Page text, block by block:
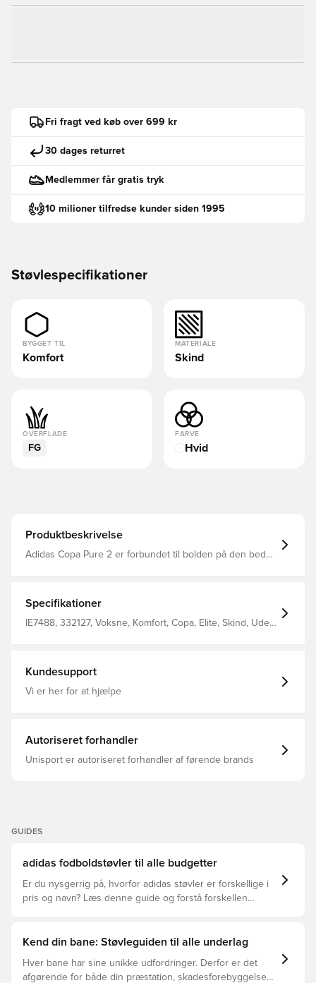
Fri fragt ved køb over 699 kr
30 dages returret
Medlemmer får gratis tryk
10 milioner tilfredse kunder siden 1995
Støvlespecifikationer
BYGGET TIL
Komfort
MATERIALE
Skind
OVERFLADE
FG
FARVE
Hvid
Produktbeskrivelse
Adidas Copa Pure 2 er forbundet til bolden på den bedst
subtil mikrotekstur for optimal pasform, reduceret
vandabsorption og øget komfort Overdel lavet af mindst
50% genbrugsmateriale, endnu et skridt mod en
Specifikationer
IE7488, 332127, Voksne, Komfort, Copa, Elite, Skind, Uden
Kundesupport
Vi er her for at hjælpe
Autoriseret forhandler
Unisport er autoriseret forhandler af førende brands
GUIDES
adidas fodboldstøvler til alle budgetter
Er du nysgerrig på, hvorfor adidas støvler er forskellige i
pris og navn? Læs denne guide og forstå forskellen
Kend din bane: Støvleguiden til alle underlag
Hver bane har sine unikke udfordringer. Derfor er det
afgørende for både din præstation, skadesforebyggelse